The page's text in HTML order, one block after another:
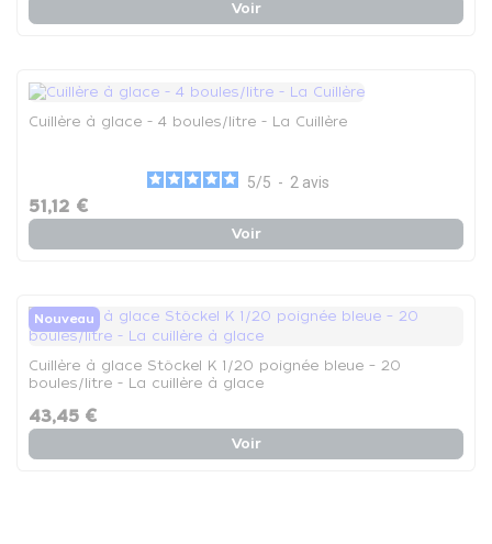
Voir
Cuillère à glace - 4 boules/litre - La Cuillère
5/5 - 2 avis
51,12 €
Voir
Nouveau
Cuillère à glace Stöckel K 1/20 poignée bleue – 20
boules/litre - La cuillère à glace
43,45 €
Voir